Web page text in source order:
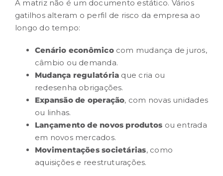
A matriz não é um documento estático. Vários
gatilhos alteram o perfil de risco da empresa ao
longo do tempo:
Cenário econômicocom mudança de juros,
câmbio ou demanda.
Mudança regulatória que cria ou
redesenha obrigações.
Expansão de operação, com novas unidades
ou linhas.
Lançamento de novos produtos ou entrada
em novos mercados.
Movimentações societárias, como
aquisições e reestruturações.